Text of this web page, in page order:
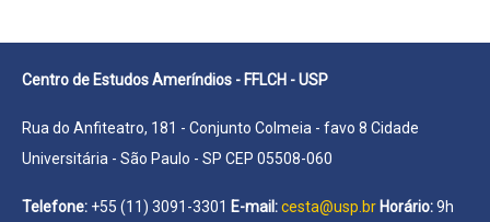
Centro de Estudos Ameríndios - FFLCH - USP
Rua do Anfiteatro, 181 - Conjunto Colmeia - favo 8 Cidade
Universitária - São Paulo - SP CEP 05508-060
Telefone: +55 (11) 3091-3301 E-mail:cesta@usp.br Horário:9h